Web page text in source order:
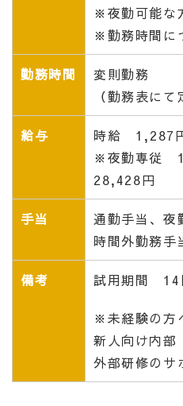
※夜勤可能な
※勤務時間に
勤務時間
変則勤務
（勤務表にて
給与
時給 1,287
※夜勤専従 1
28,428円
手当
通勤手当、夜
時間外勤務手
備考 試用期間 14
※未経験の方
新人向け内部
外部研修のサ